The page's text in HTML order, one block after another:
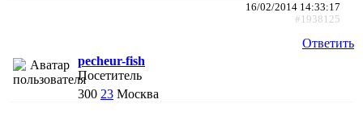
16/02/2014 14:33:17
#1938125
Ответить
pecheur-fish
Посетитель
300 23 Москва